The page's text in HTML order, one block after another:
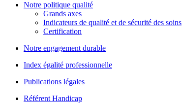
Notre politique qualité
Grands axes
Indicateurs de qualité et de sécurité des soins
Certification
Notre engagement durable
Index égalité professionnelle
Publications légales
Référent Handicap